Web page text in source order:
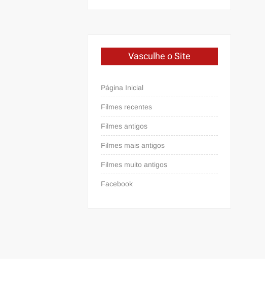
Vasculhe o Site
Página Inicial
Filmes recentes
Filmes antigos
Filmes mais antigos
Filmes muito antigos
Facebook